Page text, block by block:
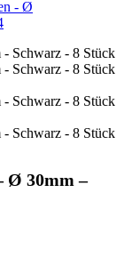
Ø 30mm –